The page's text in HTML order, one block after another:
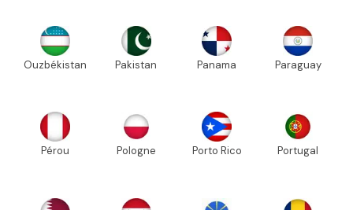
Ouzbékistan Pakistan Panama Paraguay
Pérou Pologne Porto Rico Portugal